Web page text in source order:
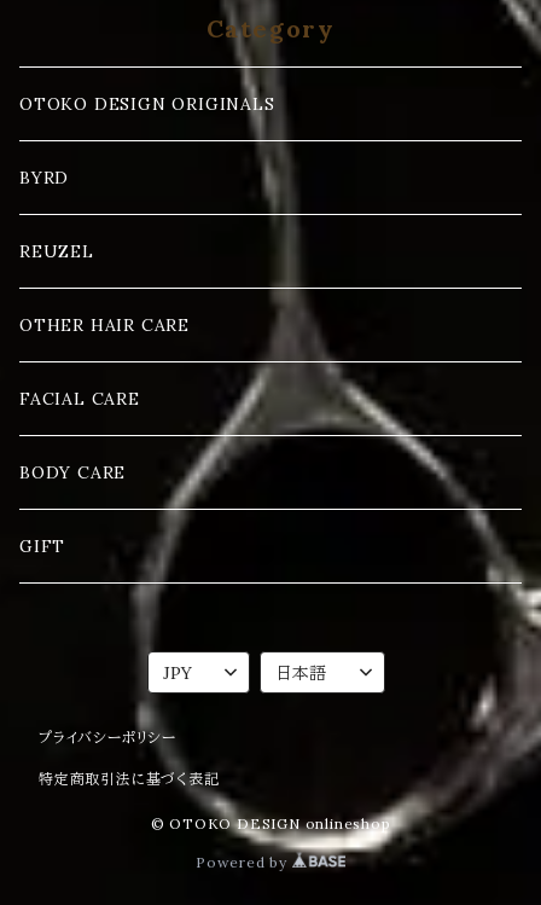
Category
OTOKO DESIGN ORIGINALS
BYRD
REUZEL
OTHER HAIR CARE
FACIAL CARE
BODY CARE
GIFT
プライバシーポリシー
特定商取引法に基づく表記
© OTOKO DESIGN onlineshop
Powered by